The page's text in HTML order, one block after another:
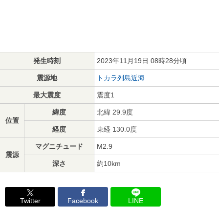
発生時刻 2023年11月19日 08時28分頃
震源地 トカラ列島近海
最大震度 震度1
位置
緯度 北緯 29.9度
経度 東経 130.0度
震源
マグニチュード M2.9
深さ 約10km
Twitter Facebook LINE